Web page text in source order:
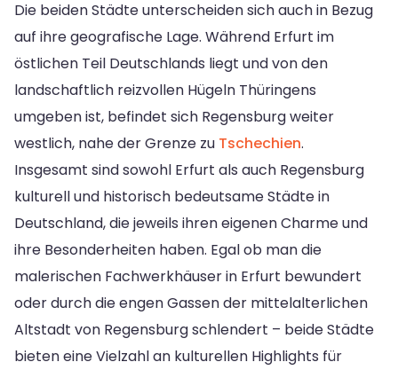
Die beiden Städte unterscheiden sich auch in Bezug
auf ihre geografische Lage. Während Erfurt im
östlichen Teil Deutschlands liegt und von den
landschaftlich reizvollen Hügeln Thüringens
umgeben ist, befindet sich Regensburg weiter
westlich, nahe der Grenze zu Tschechien.
Insgesamt sind sowohl Erfurt als auch Regensburg
kulturell und historisch bedeutsame Städte in
Deutschland, die jeweils ihren eigenen Charme und
ihre Besonderheiten haben. Egal ob man die
malerischen Fachwerkhäuser in Erfurt bewundert
oder durch die engen Gassen der mittelalterlichen
Altstadt von Regensburg schlendert – beide Städte
bieten eine Vielzahl an kulturellen Highlights für